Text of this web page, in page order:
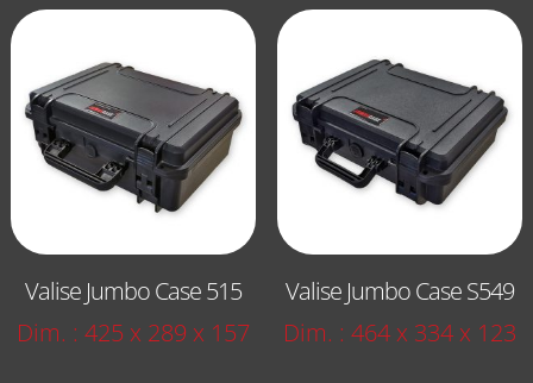
Valise Jumbo Case 515
Dim. : 425 x 289 x 157
Valise Jumbo Case S549
Dim. : 464 x 334 x 123